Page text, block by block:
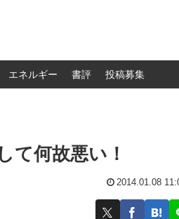
エネルギー 書評 投稿募集
て何故悪い！
2014.01.08